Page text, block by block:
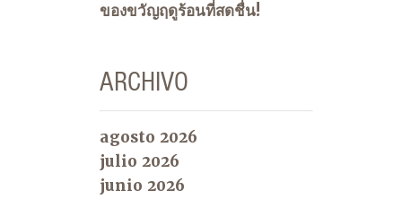
ของขวัญฤดูร้อนที่สดชื่น!
ARCHIVO
agosto 2026
julio 2026
junio 2026